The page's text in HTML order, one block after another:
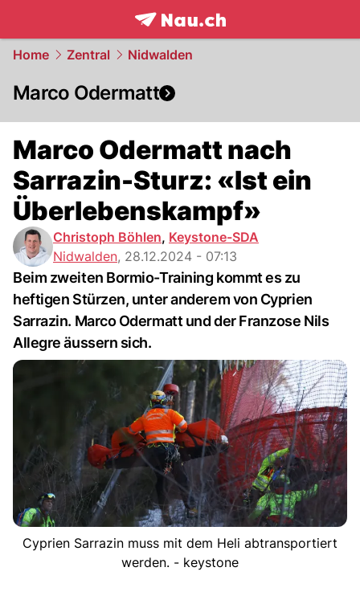
frontpage.NAU.ch
Home Zentral Nidwalden
Marco Odermatt
Marco Odermatt nach
Sarrazin-Sturz: «Ist ein
Überlebenskampf»
Christoph Böhlen, Keystone-SDA
Nidwalden, 28.12.2024 - 07:13
Beim zweiten Bormio-Training kommt es zu
heftigen Stürzen, unter anderem von Cyprien
Sarrazin. Marco Odermatt und der Franzose Nils
Allegre äussern sich.
Cyprien Sarrazin muss mit dem Heli abtransportiert
werden. - keystone